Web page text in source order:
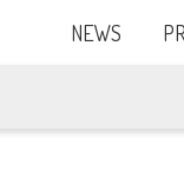
NEWS